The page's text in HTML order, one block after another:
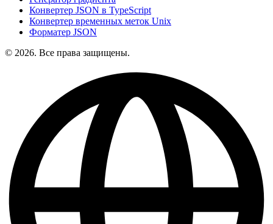
Конвертер JSON в TypeScript
Конвертер временных меток Unix
Форматер JSON
© 2026. Все права защищены.